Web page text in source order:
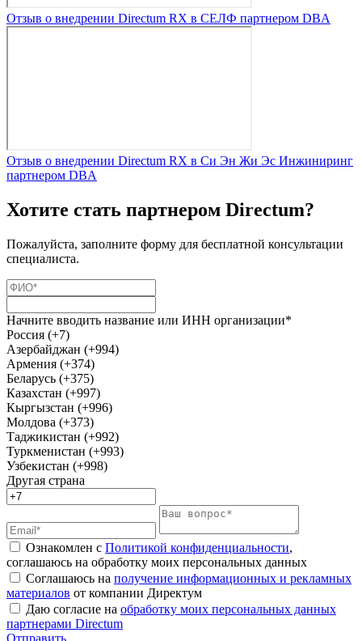
Отзыв о внедрении Directum RX в СЕЛФ партнером DBA
Отзыв о внедрении Directum RX в Си Эн Жи Эс Инжиниринг
партнером DBA
Хотите стать партнером Directum?
Пожалуйста, заполните форму для бесплатной консультации
специалиста.
Начните вводить название или ИНН организации*
Россия (+7)
Азербайджан (+994)
Армения (+374)
Беларусь (+375)
Казахстан (+997)
Кыргызстан (+996)
Молдова (+373)
Таджикистан (+992)
Туркменистан (+993)
Узбекистан (+998)
Другая страна
Ознакомлен с Политикой конфиденциальности,
соглашаюсь на обработку моих персональных данных
Соглашаюсь на получение информационных и рекламных
материалов от компании Директум
Даю согласие на обработку моих персональных данных
партнерами Directum
Отправить